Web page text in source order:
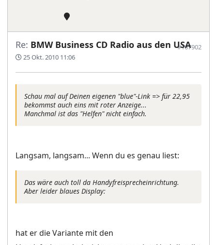
Re: BMW Business CD Radio aus den USA
25 Okt. 2010 11:06
#167902
Schau mal auf Deinen eigenen "blue"-Link => für 22,95
bekommst auch eins mit roter Anzeige...
Manchmal ist das "Helfen" nicht einfach.
Langsam, langsam... Wenn du es genau liest:
Das wäre auch toll da Handyfreisprecheinrichtung.
Aber leider blaues Display:
hat er die Variante mit den